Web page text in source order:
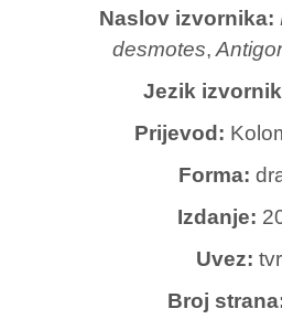
Naslov izvornika:
desmotes,
Jezik
Prijevod:
Forma:
Izdanje:
Uvez:
Broj